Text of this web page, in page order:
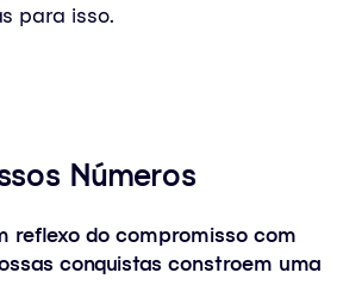
para isso.
Números
reflexo do compromisso com
conquistas constroem uma